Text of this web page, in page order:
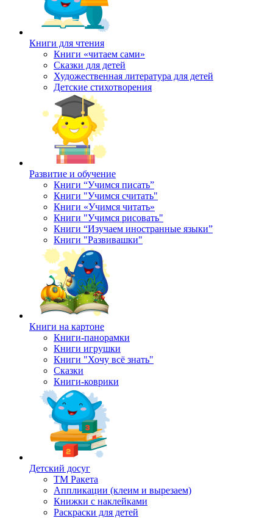
Книги для чтения
Книги «читаем сами»
Сказки для детей
Художественная литература для детей
Детские стихотворения
Развитие и обучение
Книги “Учимся писать”
Книги "Учимся считать"
Книги «Учимся читать»
Книги "Учимся рисовать"
Книги “Изучаем иностранные языки”
Книги "Развивашки"
Книги на картоне
Книги-панорамки
Книги игрушки
Книги "Хочу всё знать"
Сказки
Книги-коврики
Детский досуг
ТМ Ракета
Аппликации (клеим и вырезаем)
Книжки с наклейками
Раскраски для детей